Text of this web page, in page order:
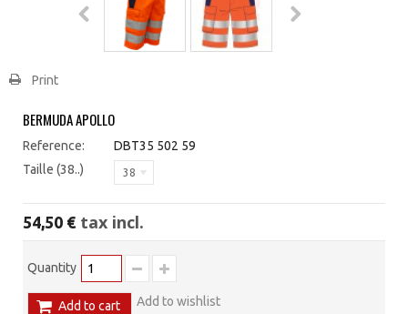
Print
BERMUDA APOLLO
Reference:
DBT35 502 59
Taille (38..)
38
54,50 € tax incl.
Quantity
Add to cart Add to wishlist